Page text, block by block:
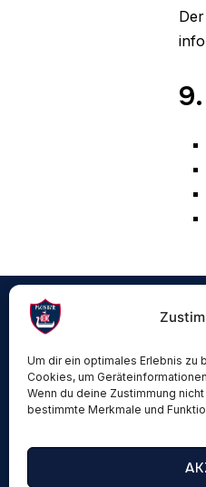
Um dir ein optimales Erlebnis
Cookies, um
Wenn du deine Zustimmung
bestimmte Merkmale und